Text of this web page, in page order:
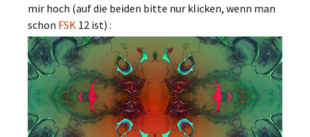
mir hoch (auf die beiden bitte nur klicken, wenn man
schon FSK 12 ist) :